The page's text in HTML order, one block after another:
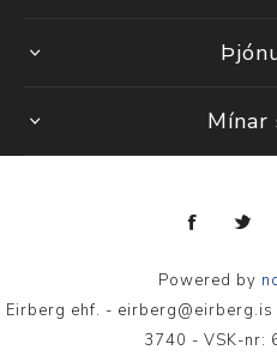
Mínar
Powered by
Eirberg ehf. -
3740 - VSK-nr: